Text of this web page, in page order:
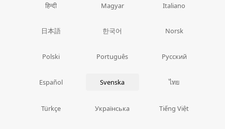
हिन्दी Magyar Italiano
日本語 한국어 Norsk
Polski Português Русский
Español Svenska ไทย
Türkçe Українська Tiếng Việt